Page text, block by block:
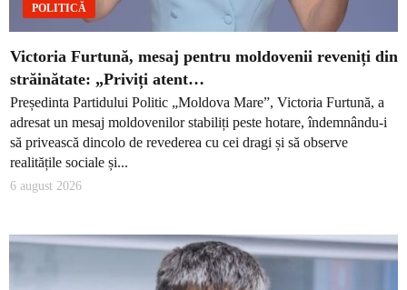
POLITICĂ
Victoria Furtună, mesaj pentru moldovenii reveniți din
străinătate: „Priviți atent…
Președinta Partidului Politic „Moldova Mare”, Victoria Furtună, a
adresat un mesaj moldovenilor stabiliți peste hotare, îndemnându-i
să privească dincolo de revederea cu cei dragi și să observe
realitățile sociale și...
6 august 2026